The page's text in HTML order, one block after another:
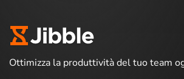
Ottimizza la produttività del tuo team